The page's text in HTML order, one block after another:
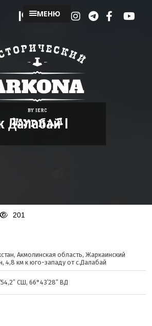
МЕНЮ
Далабай I
201
Акмолинская область, Жаркаинский
4,8 км к юго-западу от с.Далабай
СШ, 66°43′28″ ВД